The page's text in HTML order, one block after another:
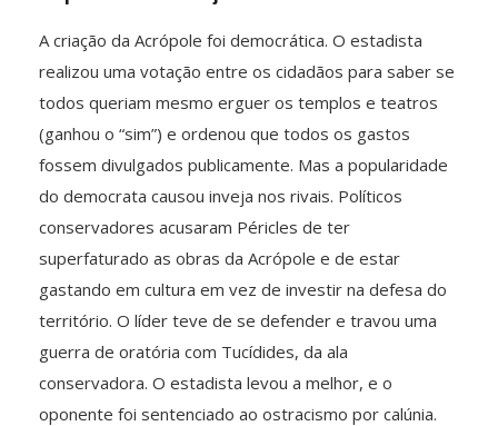
A criação da Acrópole foi democrática. O estadista
realizou uma votação entre os cidadãos para saber se
todos queriam mesmo erguer os templos e teatros
(ganhou o “sim”) e ordenou que todos os gastos
fossem divulgados publicamente. Mas a popularidade
do democrata causou inveja nos rivais. Políticos
conservadores acusaram Péricles de ter
superfaturado as obras da Acrópole e de estar
gastando em cultura em vez de investir na defesa do
território. O líder teve de se defender e travou uma
guerra de oratória com Tucídides, da ala
conservadora. O estadista levou a melhor, e o
oponente foi sentenciado ao ostracismo por calúnia.